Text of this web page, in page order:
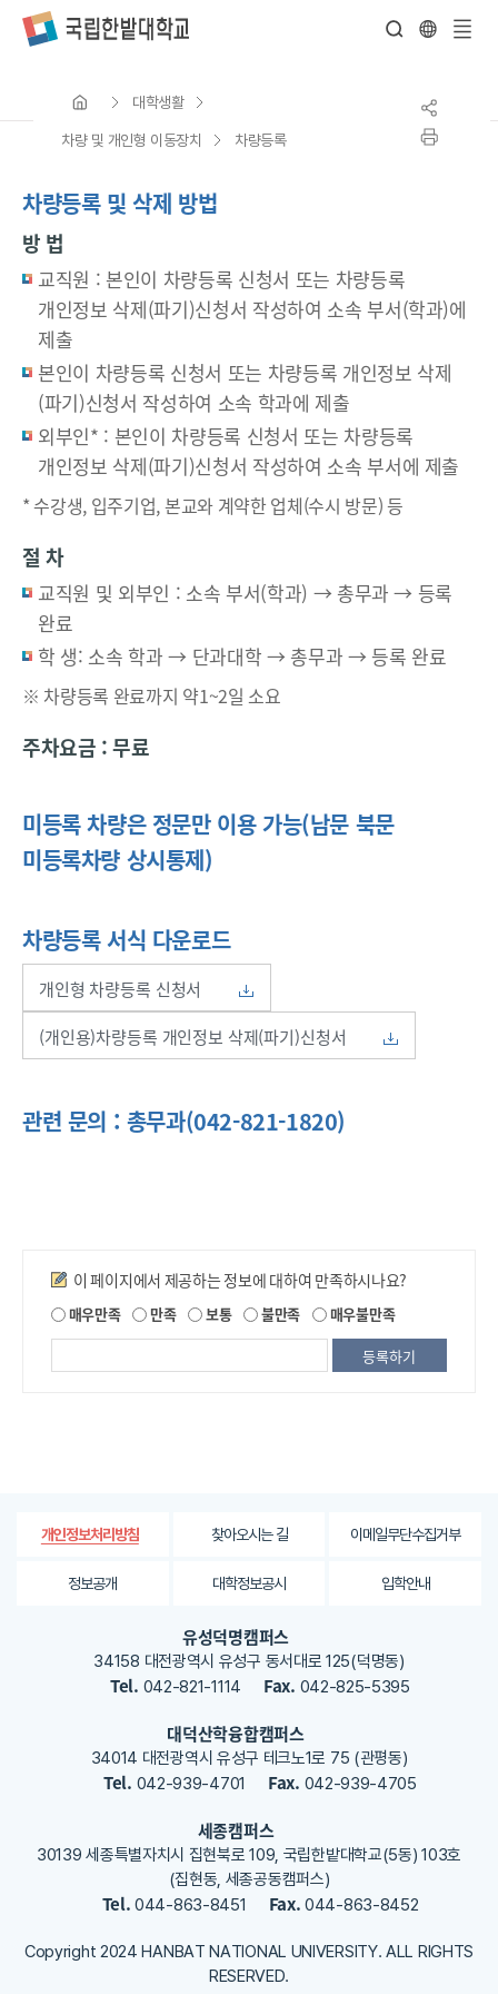
대학생활
차량 및 개인형 이동장치 차량등록
차량등록 및 삭제 방법
방 법
교직원 : 본인이 차량등록 신청서 또는 차량등록
개인정보 삭제(파기)신청서 작성하여 소속 부서(학과)에
제출
본인이 차량등록 신청서 또는 차량등록 개인정보 삭제
(파기)신청서 작성하여 소속 학과에 제출
외부인* : 본인이 차량등록 신청서 또는 차량등록
개인정보 삭제(파기)신청서 작성하여 소속 부서에 제출
* 수강생, 입주기업, 본교와 계약한 업체(수시 방문) 등
절 차
교직원 및 외부인 : 소속 부서(학과) → 총무과 → 등록
완료
학 생: 소속 학과 → 단과대학 → 총무과 → 등록 완료
※ 차량등록 완료까지 약1~2일 소요
주차요금 : 무료
미등록 차량은 정문만 이용 가능(남문 북문
미등록차량 상시통제)
차량등록 서식 다운로드
개인형 차량등록 신청서
(개인용)차량등록 개인정보 삭제(파기)신청서
관련 문의 : 총무과(042-821-1820)
만족도조사
이 페이지에서 제공하는 정보에 대하여 만족하시나요?
매우만족 만족 보통 불만족 매우불만족
공
되
는
가
용
해
주
개인정보처리방침 찾아오시는 길 이메일무단수집거부
정보공개 대학정보공시 입학안내
유성덕명캠퍼스
34158 대전광역시 유성구 동서대로 125(덕명동)
Tel. 042-821-1114 Fax. 042-825-5395
대덕산학융합캠퍼스
34014 대전광역시 유성구 테크노1로 75 (관평동)
Tel. 042-939-4701 Fax. 042-939-4705
세종캠퍼스
30139 세종특별자치시 집현북로 109, 국립한밭대학교(5동) 103호
(집현동, 세종공동캠퍼스)
Tel.044-863-8451 Fax. 044-863-8452
Copyright 2024 HANBAT NATIONAL UNIVERSITY. ALL RIGHTS
RESERVED.